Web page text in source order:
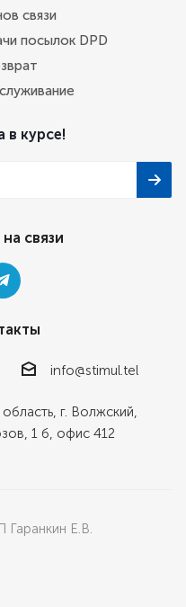
связи
посылок DPD
в курсе!
связи
info@stimul.tel
г. Волжский,
1 б, офис 412
Е.В.